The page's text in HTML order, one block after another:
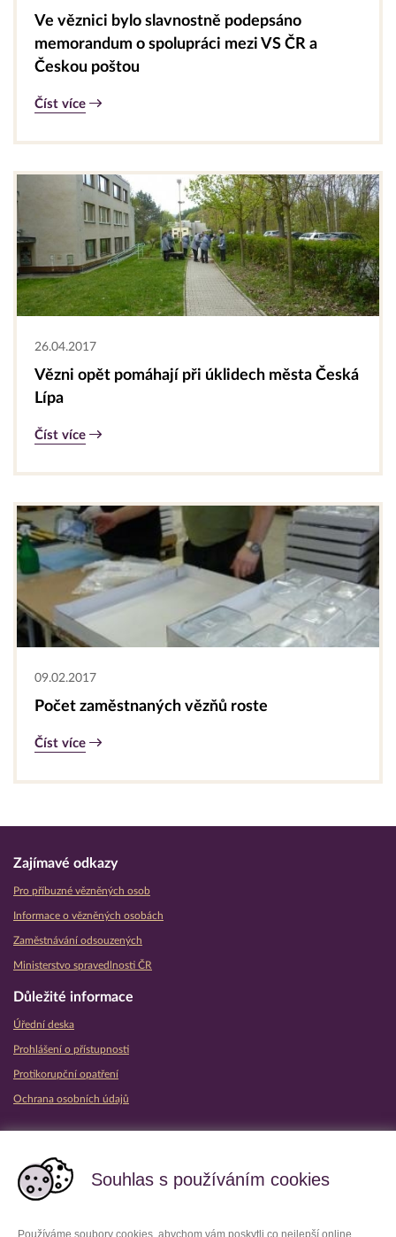
Souhlas s používáním cookies
Používáme soubory cookies, abychom vám poskytli co nejlepší online
Ve věznici bylo slavnostně podepsáno
memorandum o spolupráci mezi VS ČR a
Českou poštou
Číst více
26.04.2017
Vězni opět pomáhají při úklidech města Česká
Lípa
Číst více
09.02.2017
Počet zaměstnaných vězňů roste
Číst více
Zajímavé odkazy
Pro příbuzné vězněných osob
Informace o vězněných osobách
Zaměstnávání odsouzených
Ministerstvo spravedlnosti ČR
Důležité informace
Úřední deska
Prohlášení o přístupnosti
Protikorupční opatření
Ochrana osobních údajů